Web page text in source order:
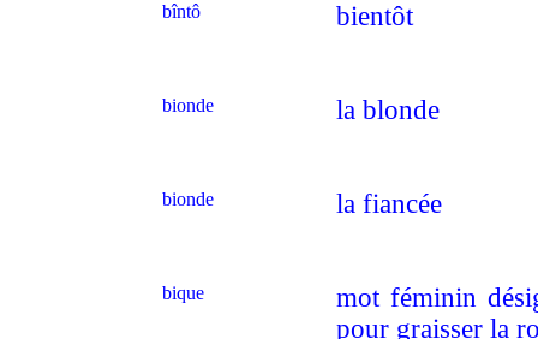
bîntô bientôt
bionde la blonde
bionde la fiancée
bique
mot féminin
pour graisser la